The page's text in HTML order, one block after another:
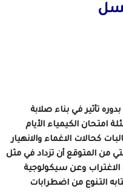
تأثير في بناء صلابة
الكيمياء الأيام
كحالات الاغماء والانهيار
من المتوقع أن تزداد في مثل
الاغتراب وعن سيكولوجية
التنوع من اضطرابات